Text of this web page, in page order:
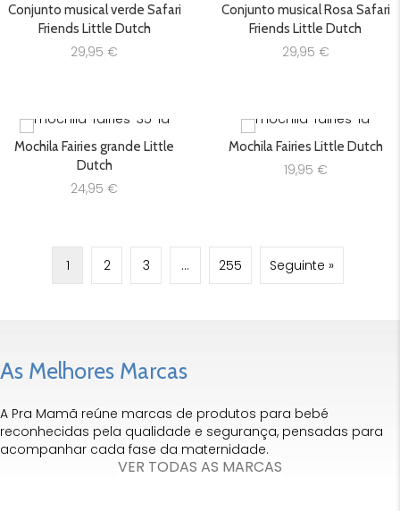
Conjunto musical verde Safari
Friends Little Dutch
29,95 €
Conjunto musical Rosa Safari
Friends Little Dutch
29,95 €
Mochila Fairies grande Little
Dutch
24,95 €
Mochila Fairies Little Dutch
19,95 €
1 2 3 … 255 Seguinte »
As Melhores Marcas
A Pra Mamã reúne marcas de produtos para bebé
reconhecidas pela qualidade e segurança, pensadas para
acompanhar cada fase da maternidade.
VER TODAS AS MARCAS